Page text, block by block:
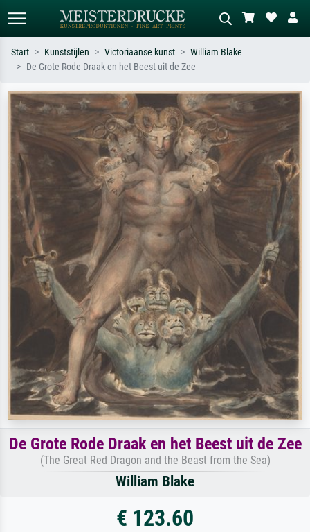
Zoek op kunstenaar, titel of stijl – bijv.
Monet, Sterrennacht, impressionisme,
Hokusai-golf, naakt.
Beschrijf de scène – bijv. groene
weide, abstract met veel rood, donker
olieverfschilderij, staand naakt naast
een boom.
Start Kunststijlen Victoriaanse kunst
William Blake
De Grote Rode Draak en het Beest uit de Zee
De Grote Rode Draak en het Beest uit de Zee
(The Great Red Dragon and the Beast from the Sea)
William Blake
€ 123.60